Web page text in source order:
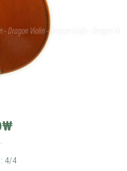
₩
4/4